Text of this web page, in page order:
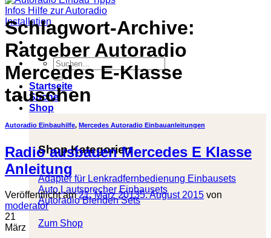
Suchen
nach:
Startseite
Suche
Shop
Shop Kategorien
Adapter für Lenkradfernbedienung Einbausets
Auto Lautsprecher Einbausets
Autoradio Blenden Sets
Zum Shop
Schlagwort-Archive:
Ratgeber Autoradio
Mercedes E-Klasse
tauschen
Autoradio Einbauhilfe, Mercedes Autoradio Einbauanleitungen
Radio ausbauen Mercedes E Klasse
Anleitung
Veröffentlicht am21. März 20135. August 2015 von
moderator
21
März